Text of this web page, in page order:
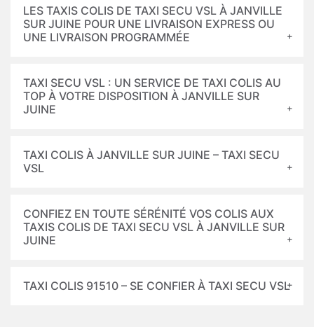
LES TAXIS COLIS DE TAXI SECU VSL À JANVILLE
SUR JUINE POUR UNE LIVRAISON EXPRESS OU
UNE LIVRAISON PROGRAMMÉE
TAXI SECU VSL : UN SERVICE DE TAXI COLIS AU
TOP À VOTRE DISPOSITION À JANVILLE SUR
JUINE
TAXI COLIS À JANVILLE SUR JUINE – TAXI SECU
VSL
CONFIEZ EN TOUTE SÉRÉNITÉ VOS COLIS AUX
TAXIS COLIS DE TAXI SECU VSL À JANVILLE SUR
JUINE
TAXI COLIS 91510 – SE CONFIER À TAXI SECU VSL